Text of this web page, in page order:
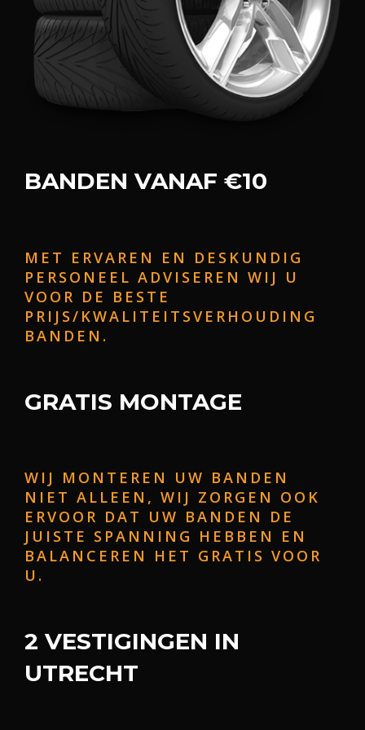
BANDEN VANAF €10
MET ERVAREN EN DESKUNDIG
PERSONEEL ADVISEREN WIJ U
VOOR DE BESTE
PRIJS/KWALITEITSVERHOUDING
BANDEN.
GRATIS MONTAGE
WIJ MONTEREN UW BANDEN
NIET ALLEEN, WIJ ZORGEN OOK
ERVOOR DAT UW BANDEN DE
JUISTE SPANNING HEBBEN EN
BALANCEREN HET GRATIS VOOR
U.
2 VESTIGINGEN IN
UTRECHT